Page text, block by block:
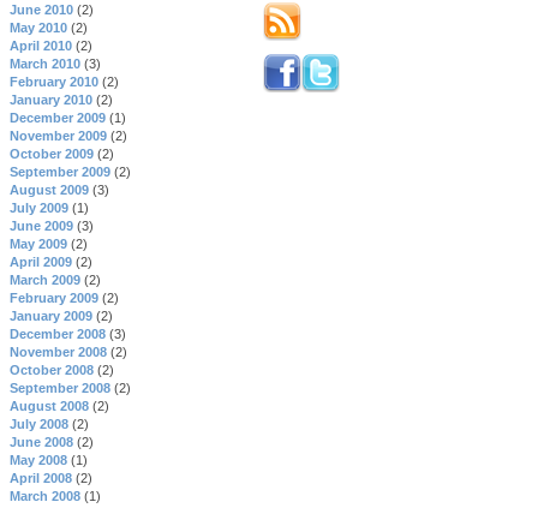
June 2010 (2)
May 2010 (2)
April 2010 (2)
March 2010 (3)
February 2010 (2)
January 2010 (2)
December 2009 (1)
November 2009 (2)
October 2009 (2)
September 2009 (2)
August 2009 (3)
July 2009 (1)
June 2009 (3)
May 2009 (2)
April 2009 (2)
March 2009 (2)
February 2009 (2)
January 2009 (2)
December 2008 (3)
November 2008 (2)
October 2008 (2)
September 2008 (2)
August 2008 (2)
July 2008 (2)
June 2008 (2)
May 2008 (1)
April 2008 (2)
March 2008 (1)